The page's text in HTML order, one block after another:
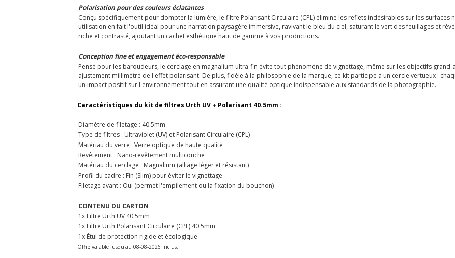
Polarisation pour des couleurs éclatantes
Conçu spécifiquement pour dompter la lumière, le filtre Polarisant Circulaire (CPL) élimine les reflets indésirables sur les surfaces
utilisation en fait l'outil idéal pour une narration paysagère immersive, ravivant le bleu du ciel, saturant le vert des feuillages et
riche et contrasté, ajoutant un cachet esthétique haut de gamme à vos productions.
Conception fine et engagement éco-responsable
Pensé pour les baroudeurs, le cerclage en magnalium ultra-fin évite tout phénomène de vignettage, même sur les objectifs
ajustement millimétré de l'effet polarisant. De plus, fidèle à la philosophie de la marque, ce kit participe à un cercle vertueux :
un impact positif sur l'environnement tout en assurant une qualité optique indispensable aux standards de la photographie.
Caractéristiques du kit de filtres Urth UV + Polarisant 40.5mm :
Diamètre de filetage : 40.5mm
Type de filtres : Ultraviolet (UV) et Polarisant Circulaire (CPL)
Matériau du verre : Verre optique de haute qualité
Revêtement : Nano-revêtement multicouche
Matériau du cerclage : Magnalium (alliage léger et résistant)
Profil du cadre : Fin (Slim) pour éviter le vignettage
Filetage avant : Oui (permet l'empilement ou la fixation du bouchon)
CONTENU DU CARTON
1x Filtre Urth UV 40.5mm
1x Filtre Urth Polarisant Circulaire (CPL) 40.5mm
1x Étui de protection rigide et écologique
Offre valable jusqu'au 08-08-2026 inclus.